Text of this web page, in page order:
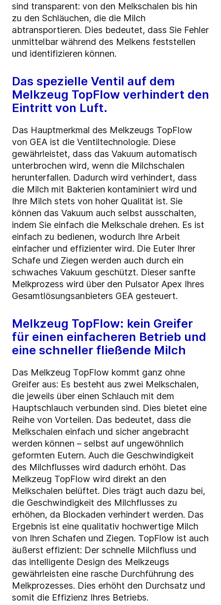
sind transparent: von den Melkschalen bis hin
zu den Schläuchen, die die Milch
abtransportieren. Dies bedeutet, dass Sie Fehler
unmittelbar während des Melkens feststellen
und identifizieren können.
Das spezielle Ventil auf dem
Melkzeug TopFlow verhindert den
Eintritt von Luft.
Das Hauptmerkmal des Melkzeugs TopFlow
von GEA ist die Ventiltechnologie. Diese
gewährleistet, dass das Vakuum automatisch
unterbrochen wird, wenn die Milchschalen
herunterfallen. Dadurch wird verhindert, dass
die Milch mit Bakterien kontaminiert wird und
Ihre Milch stets von hoher Qualität ist. Sie
können das Vakuum auch selbst ausschalten,
indem Sie einfach die Melkschale drehen. Es ist
einfach zu bedienen, wodurch Ihre Arbeit
einfacher und effizienter wird. Die Euter Ihrer
Schafe und Ziegen werden auch durch ein
schwaches Vakuum geschützt. Dieser sanfte
Melkprozess wird über den Pulsator Apex Ihres
Gesamtlösungsanbieters GEA gesteuert.
Melkzeug TopFlow: kein Greifer
für einen einfacheren Betrieb und
eine schneller fließende Milch
Das Melkzeug TopFlow kommt ganz ohne
Greifer aus: Es besteht aus zwei Melkschalen,
die jeweils über einen Schlauch mit dem
Hauptschlauch verbunden sind. Dies bietet eine
Reihe von Vorteilen. Das bedeutet, dass die
Melkschalen einfach und sicher angebracht
werden können – selbst auf ungewöhnlich
geformten Eutern. Auch die Geschwindigkeit
des Milchflusses wird dadurch erhöht. Das
Melkzeug TopFlow wird direkt an den
Melkschalen belüftet. Dies trägt auch dazu bei,
die Geschwindigkeit des Milchflusses zu
erhöhen, da Blockaden verhindert werden. Das
Ergebnis ist eine qualitativ hochwertige Milch
von Ihren Schafen und Ziegen. TopFlow ist auch
äußerst effizient: Der schnelle Milchfluss und
das intelligente Design des Melkzeugs
gewährleisten eine rasche Durchführung des
Melkprozesses. Dies erhöht den Durchsatz und
somit die Effizienz Ihres Betriebs.